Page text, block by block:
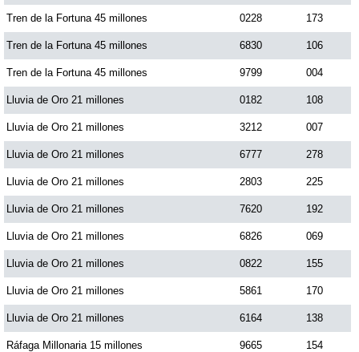
Tren de la Fortuna 45 millones 0228 173
Tren de la Fortuna 45 millones 6830 106
Tren de la Fortuna 45 millones 9799 004
Lluvia de Oro 21 millones 0182 108
Lluvia de Oro 21 millones 3212 007
Lluvia de Oro 21 millones 6777 278
Lluvia de Oro 21 millones 2803 225
Lluvia de Oro 21 millones 7620 192
Lluvia de Oro 21 millones 6826 069
Lluvia de Oro 21 millones 0822 155
Lluvia de Oro 21 millones 5861 170
Lluvia de Oro 21 millones 6164 138
Ráfaga Millonaria 15 millones 9665 154